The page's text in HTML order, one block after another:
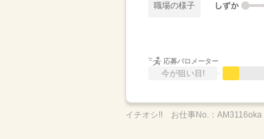
職場の様子
応募バロメーター
今が狙い目!
イチオシ!! お仕事No.： AM3116oka